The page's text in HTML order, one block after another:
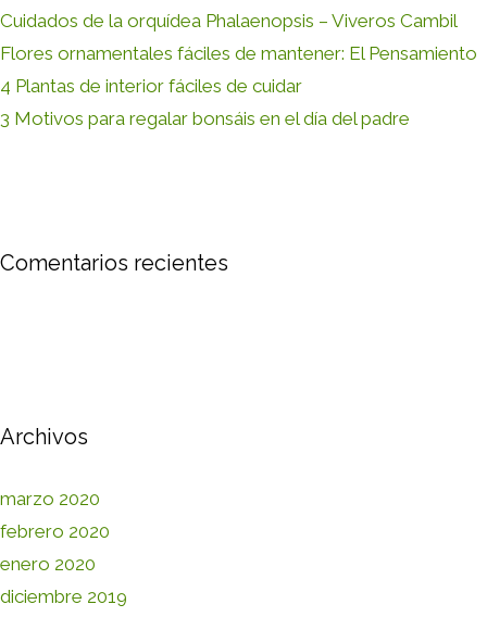
Cuidados de la orquídea Phalaenopsis – Viveros Cambil
Flores ornamentales fáciles de mantener: El Pensamiento
4 Plantas de interior fáciles de cuidar
3 Motivos para regalar bonsáis en el día del padre
Comentarios recientes
Archivos
marzo 2020
febrero 2020
enero 2020
diciembre 2019